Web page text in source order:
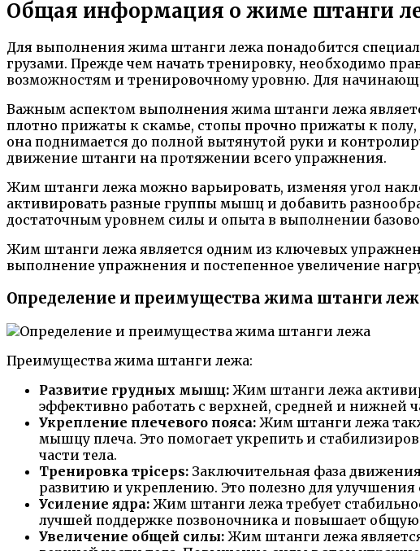
Общая информация о жиме штанги
Для выполнения жима штанги лежа понадобится
грузами. Прежде чем начать тренировку, необходимо
возможностям и тренировочному уровню. Для
Важным аспектом выполнения жима штанги лежа
плотно прижаты к скамье, стопы прочно прижаты к
она поднимается до полной вытянутой руки и
движение штанги на протяжении всего упражнения.
Жим штанги лежа можно варьировать, изменяя угол
активировать разные группы мышц и добавить
достаточным уровнем силы и опыта в выполнении
Жим штанги лежа является одним из ключевых
выполнение упражнения и постепенное увеличение
Определение и преимущества жима штанги
Преимущества жима штанги лежа:
Развитие грудных мышц: Жим штанги лежа
эффективно работать с верхней, средней и нижней
Укрепление плечевого пояса: Жим штанги лежа
мышцу плеча. Это помогает укрепить и
части тела.
Тренировка трiceps: Заключительная фаза
развитию и укреплению. Это полезно для
Усиление ядра: Жим штанги лежа требует
лучшей поддержке позвоночника и повышает
Увеличение общей силы: Жим штанги лежа